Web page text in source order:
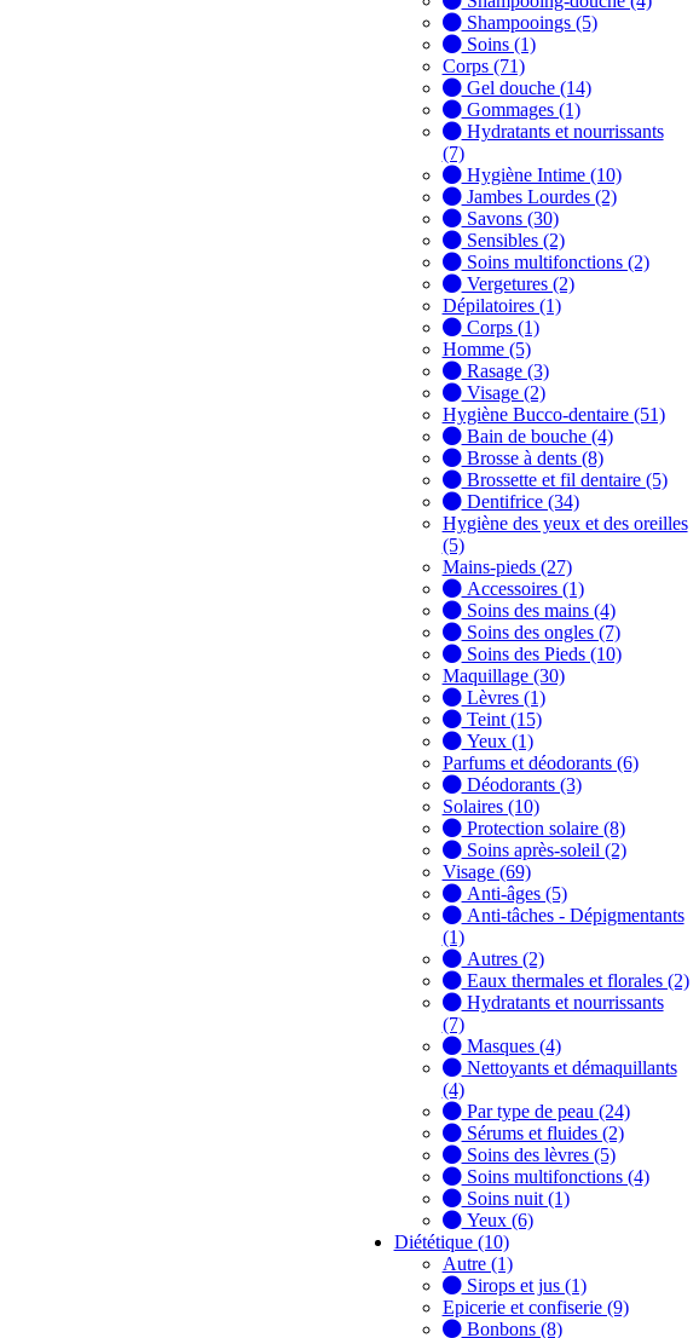
Shampooings (5)
Soins (1)
Corps (71)
Gel douche (14)
Gommages (1)
Hydratants et nourrissants
(7)
Hygiène Intime (10)
Jambes Lourdes (2)
Savons (30)
Sensibles (2)
Soins multifonctions (2)
Vergetures (2)
Dépilatoires (1)
Corps (1)
Homme (5)
Rasage (3)
Visage (2)
Hygiène Bucco-dentaire (51)
Bain de bouche (4)
Brosse à dents (8)
Brossette et fil dentaire (5)
Dentifrice (34)
Hygiène des yeux et des oreilles
(5)
Mains-pieds (27)
Accessoires (1)
Soins des mains (4)
Soins des ongles (7)
Soins des Pieds (10)
Maquillage (30)
Lèvres (1)
Teint (15)
Yeux (1)
Parfums et déodorants (6)
Déodorants (3)
Solaires (10)
Protection solaire (8)
Soins après-soleil (2)
Visage (69)
Anti-âges (5)
Anti-tâches - Dépigmentants
(1)
Autres (2)
Eaux thermales et florales (2)
Hydratants et nourrissants
(7)
Masques (4)
Nettoyants et démaquillants
(4)
Par type de peau (24)
Sérums et fluides (2)
Soins des lèvres (5)
Soins multifonctions (4)
Soins nuit (1)
Yeux (6)
Diététique (10)
Autre (1)
Sirops et jus (1)
Epicerie et confiserie (9)
Bonbons (8)